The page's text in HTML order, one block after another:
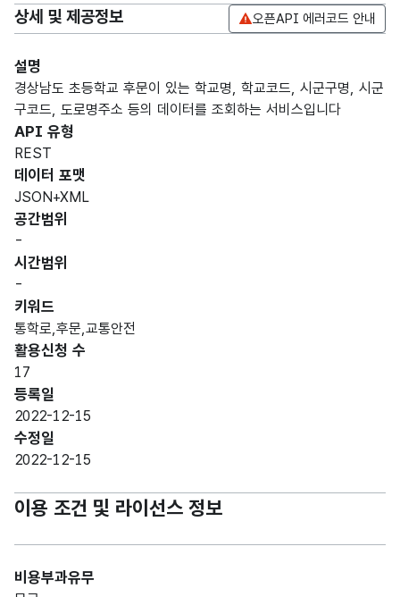
상세 및 제공정보 오픈API 에러코드 안내
설명
경상남도 초등학교 후문이 있는 학교명, 학교코드, 시군구명, 시군
구코드, 도로명주소 등의 데이터를 조회하는 서비스입니다
API 유형
REST
데이터 포맷
JSON+XML
공간범위
-
시간범위
-
키워드
통학로,후문,교통안전
활용신청 수
17
등록일
2022-12-15
수정일
2022-12-15
이용 조건 및 라이선스 정보
비용부과유무